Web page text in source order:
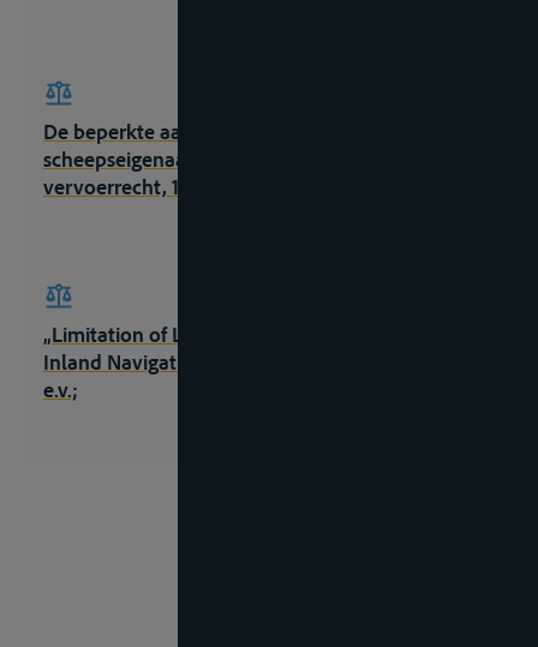
De beperkte aansprakelijkheid van de
scheepseigenaar, Wassenaar, Teksten
vervoerrecht, 1998, 2de ed., 197p;
„Limitation of Liability in Maritime Law and in
Inland Navigation“, Il Diritto Marittimo, 1992, 981
e.v.;